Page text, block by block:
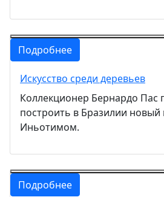
Подробнее
Искусство среди деревьев
Коллекционер Бернардо Пас
построить в Бразилии новый
Иньотимом.
Подробнее